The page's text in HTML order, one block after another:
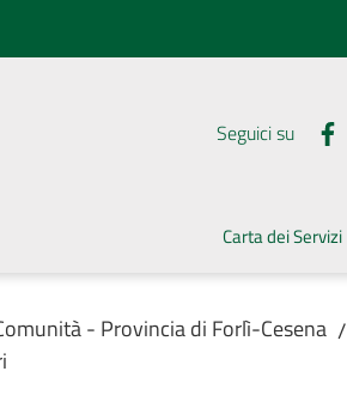
Seguici su
Carta dei Servizi
- Provincia di Forlì-Cesena /